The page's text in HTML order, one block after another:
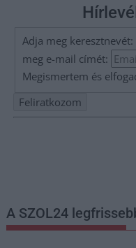
Adja meg keresztnevét:
meg e-mail címét:
Megismertem és
A SZOL24